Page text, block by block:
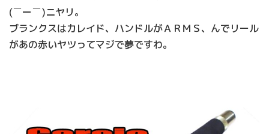
(￣ー￣)ニヤリ。
ブランクスはカレイド、ハンドルがＡＲＭＳ、んでリール
があの赤いヤツってマジで夢ですわ。